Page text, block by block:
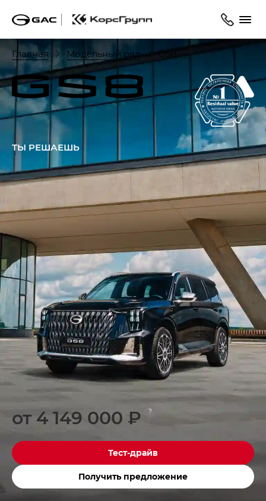
Главная Модельный ряд GS8
ТЫ РЕШАЕШЬ
от 4 149 000 ₽ ?
Тест-драйв
Получить предложение